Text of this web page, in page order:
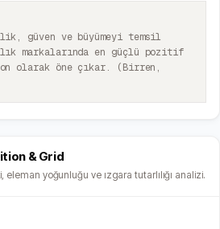
güven ve büyümeyi temsil
markalarında en güçlü pozitif
olarak öne çıkar. (Birren,
& Grid
eleman yoğunluğu ve ızgara tutarlılığı analizi.